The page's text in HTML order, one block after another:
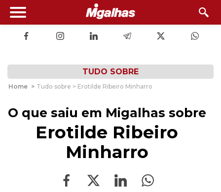
TUDO SOBRE
Home > Tudo sobre > Erotilde Ribeiro Minharro
O que saiu em Migalhas sobre
Erotilde Ribeiro
Minharro